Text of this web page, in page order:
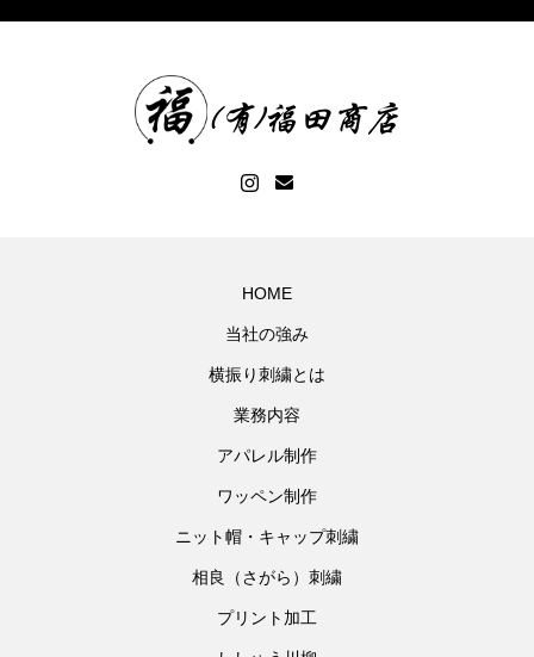
HOME
当社の強み
横振り刺繍とは
業務内容
アパレル制作
ワッペン制作
ニット帽・キャップ刺繍
相良（さがら）刺繍
プリント加工